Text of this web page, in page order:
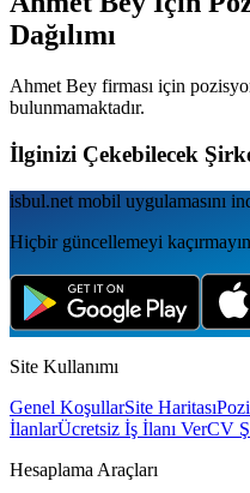
Dağılımı
Ahmet Bey firması için
bulunmamaktadır.
İlginizi Çekebilecek
isbul.net mobil uygulamаsını
Hiçbir güncellemeyi
Site Kullanımı
Genel KoşullarSite Haritası
İlanlarÜcretsiz İş İlanı VerCV
Hesaplama Araçları